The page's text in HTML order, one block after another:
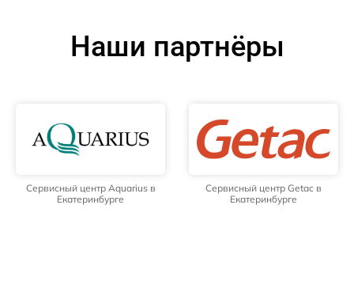
Наши партнёры
Сервисный центр Aquarius в
Екатеринбурге
Сервисный центр Getac в
Екатеринбурге